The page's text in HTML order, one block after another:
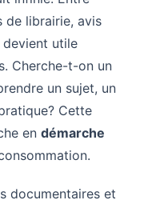
de librairie, avis
utile
Cherche-t-on un
un sujet, un
Cette
en démarche
documentaires et